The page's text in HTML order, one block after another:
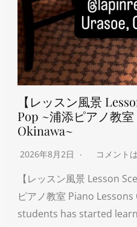
【レッスン風景
Pop ~浦添ピアノ教
Okinawa~
2026年8月2日 コメント
【レッスン風景 Lesson
ピアノ教室 Piano
students has started